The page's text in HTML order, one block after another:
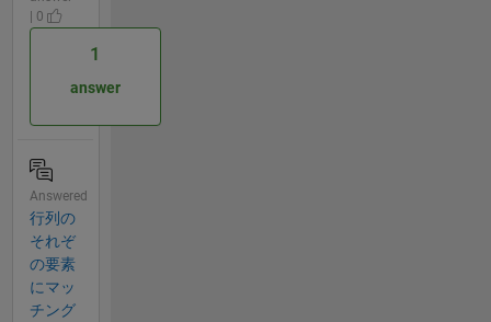
| 0
1
answer
Answered
行列の
それぞ
の要素
にマッ
チング